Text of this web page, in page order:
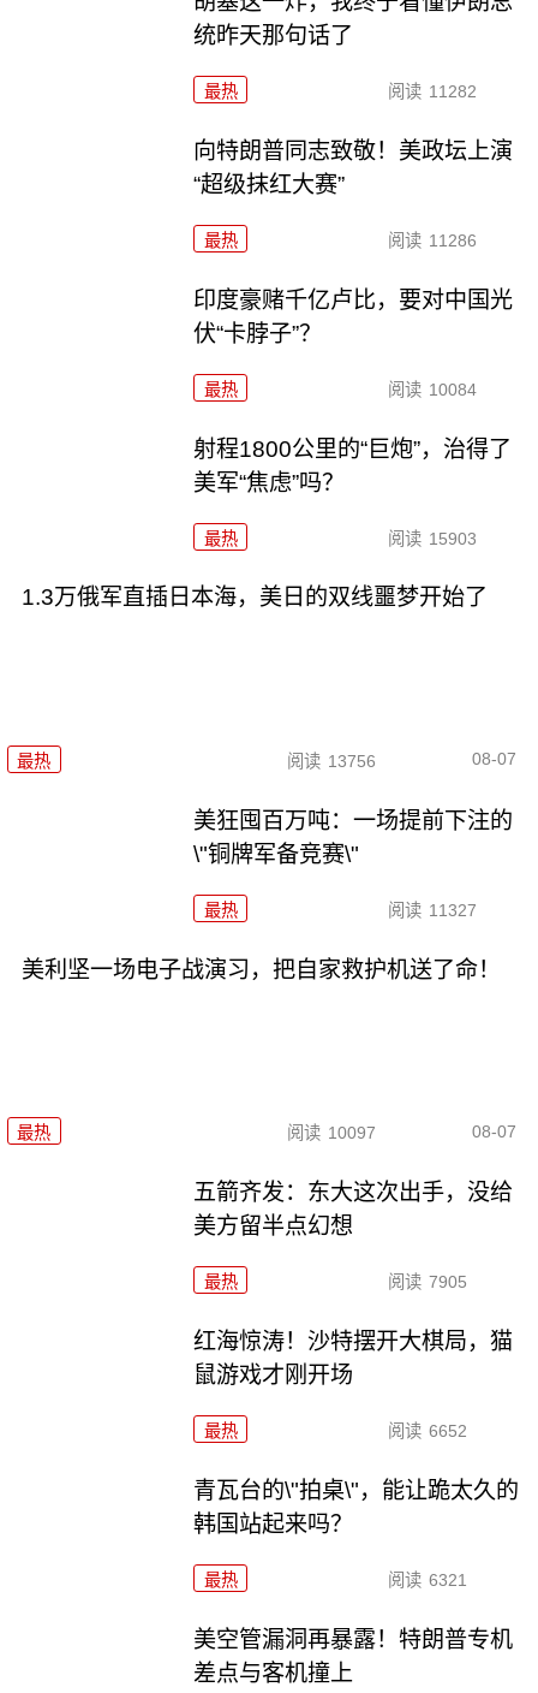
统昨天那句话了
最热 阅读 11282
向特朗普同志致敬！美政坛上演
“超级抹红大赛”
最热 阅读 11286
印度豪赌千亿卢比，要对中国光
伏“卡脖子”？
最热 阅读 10084
射程1800公里的“巨炮”，治得了
美军“焦虑”吗？
最热 阅读 15903
1.3万俄军直插日本海，美日的双线噩梦开始了
最热 阅读 13756 08-07
美狂囤百万吨：一场提前下注的
\"铜牌军备竞赛\"
最热 阅读 11327
美利坚一场电子战演习，把自家救护机送了命！
最热 阅读 10097 08-07
五箭齐发：东大这次出手，没给
美方留半点幻想
最热 阅读 7905
红海惊涛！沙特摆开大棋局，猫
鼠游戏才刚开场
最热 阅读 6652
青瓦台的\"拍桌\"，能让跪太久的
韩国站起来吗？
最热 阅读 6321
美空管漏洞再暴露！特朗普专机
差点与客机撞上